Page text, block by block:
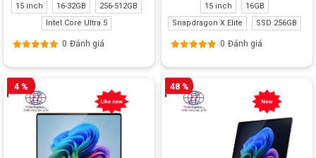
15 inch 16-32GB
256-512GB
Intel Core Ultra 5
0 Đánh giá
15 inch
16GB
Snapdragon X Elite
SSD 256GB
0 Đánh giá
4 % 48 %